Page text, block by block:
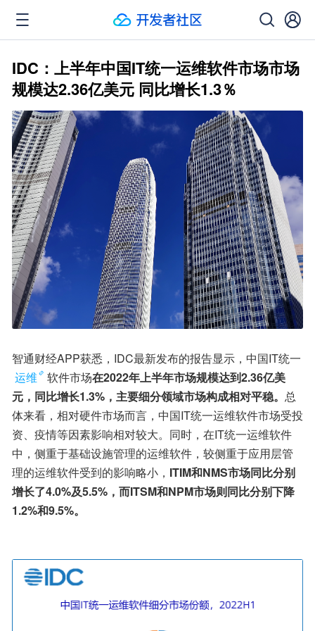
IDC：上半年中国IT统一运维软件市场市场
规模达2.36亿美元 同比增长1.3％
智通财经APP获悉，IDC最新发布的报告显示，中国IT统一
运维
软件市场在2022年上半年市场规模达到2.36亿美
元，同比增长1.3%，主要细分领域市场构成相对平稳。 总
体来看，相对硬件市场而言，中国IT统一运维软件市场受投
资、疫情等因素影响相对较大。同时，在IT统一运维软件
中，侧重于基础设施管理的运维软件，较侧重于应用层管
理的运维软件受到的影响略小， ITIM和NMS市场同比分别
增长了4.0%及5.5%，而ITSM和NPM市场则同比分别下降
1.2%和9.5%。